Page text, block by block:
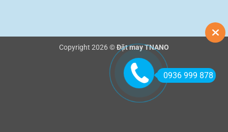
Copyright 2026 ©Đặt may TNANO
0936 999 878